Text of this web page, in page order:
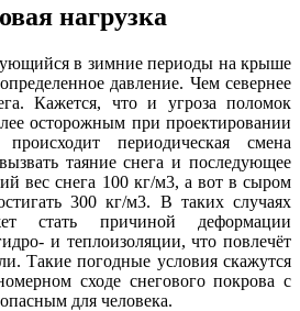
нагрузка
в зимние периоды на крыше
давление. Чем севернее
Кажется, что и угроза поломок
осторожным при проектировании
периодическая смена
таяние снега и последующее
вес снега 100 кг/м3, а вот в сыром
300 кг/м3. В таких случаях
стать причиной деформации
и теплоизоляции, что повлечёт
Такие погодные условия скажутся
сходе снегового покрова с
для человека.